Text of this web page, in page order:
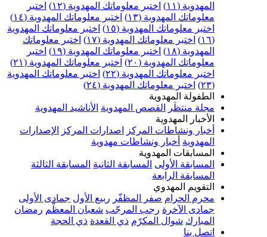
اختبر معلوماتك المهدوية (١٢)
اختبر
المهدوية (١٣)
اختبر معلوماتك المهدوية (١٤)
معلوماتك المهدوية (١٥)
اختبر معلوماتك المهدوية
اختبر معلوماتك المهدوية (١٧)
اختبر معلوماتك
اختبر معلوماتك المهدوية (١٩)
اختبر
المهدوية (٢٠)
اختبر معلوماتك المهدوية (٢١)
معلوماتك المهدوية (٢٢)
اختبر معلوماتك المهدوية
اختبر معلوماتك المهدوية (٢٤)
المهدوية
منتظَر
القصص المهدوية الأناشيد المهدوية
المهدوية
ونشاطات المركز اصدارات المركز الإصدارات
أخبار ونشاطات مهدوية
المهدوية
الأولى المسابقة الثانية المسابقة الثالثة
الرابعة
المهدوي
الحرام
صفر المظفّر ربيع الأول جمادى الأولى
رجب المرجّب شعبان المعظّم رمضان
شوال المكرّم ذي القعدة ذي الحجة